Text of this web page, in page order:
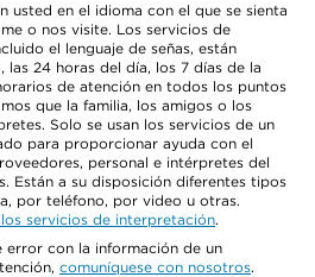
usted en el idioma con el que se sienta
o nos visite. Los servicios de
el lenguaje de señas, están
las 24 horas del día, los 7 días de la
de atención en todos los puntos
que la familia, los amigos o los
Solo se usan los servicios de un
para proporcionar ayuda con el
personal e intérpretes del
Están a su disposición diferentes tipos
por teléfono, por video u otras.
servicios de interpretación.
error con la información de un
comuníquese con nosotros.